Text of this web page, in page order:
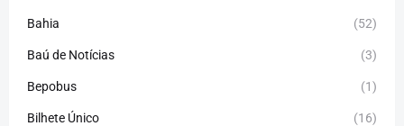
Bahia (52)
Baú de Notícias (3)
Bepobus (1)
Bilhete Único (16)